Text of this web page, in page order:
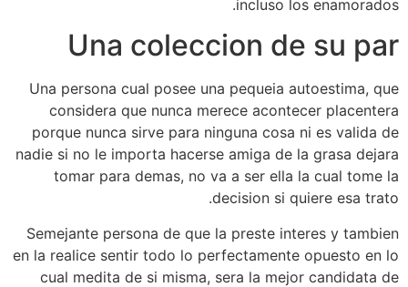
incluso los enamorados.
Una coleccion de su par
Una persona cual posee una pequeia autoestima, que
considera que nunca merece acontecer placentera
porque nunca sirve para ninguna cosa ni es valida de
nadie si no le importa hacerse amiga de la grasa dejara
tomar para demas, no va a ser ella la cual tome la
decision si quiere esa trato.
Semejante persona de que la preste interes y tambien
en la realice sentir todo lo perfectamente opuesto en lo
cual medita de si misma, sera la mejor candidata de